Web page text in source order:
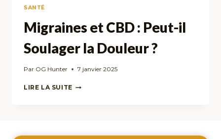
SANTÉ
Migraines et CBD : Peut-il
Soulager la Douleur ?
Par OG Hunter 7 janvier 2025
LIRE LA SUITEMIGRAINES